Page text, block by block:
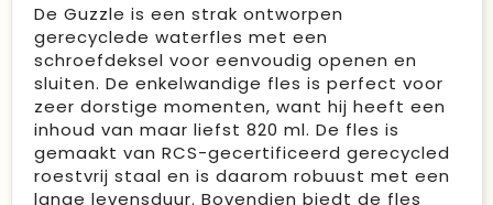
De Guzzle is een strak ontworpen
gerecyclede waterfles met een
schroefdeksel voor eenvoudig openen en
sluiten. De enkelwandige fles is perfect voor
zeer dorstige momenten, want hij heeft een
inhoud van maar liefst 820 ml. De fles is
gemaakt van RCS-gecertificeerd gerecycled
roestvrij staal en is daarom robuust met een
lange levensduur. Bovendien biedt de fles